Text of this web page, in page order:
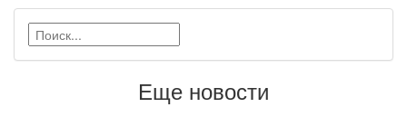
Еще новости